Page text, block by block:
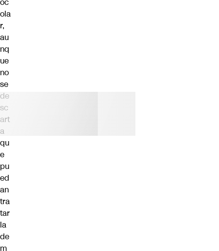
ola
r,
au
nq
ue
no
se
de
sc
art
a
qu
e
pu
ed
an
tra
tar
la
de
m